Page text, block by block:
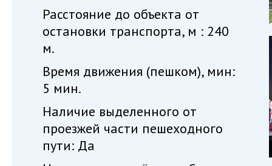
Расстояние до объекта от
остановки транспорта, м : 240
м.
Время движения (пешком), мин:
5 мин.
Наличие выделенного от
проезжей части пешеходного
пути: Да